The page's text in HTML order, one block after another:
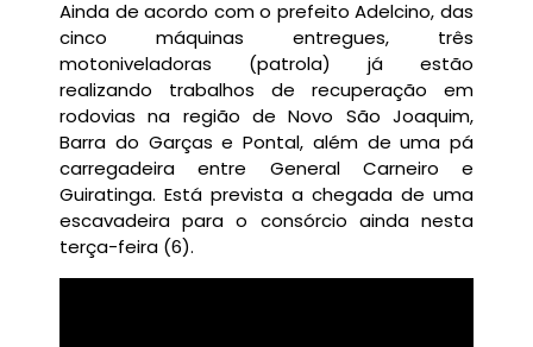
Ainda de acordo com o prefeito Adelcino, das
cinco máquinas entregues, três
motoniveladoras (patrola) já estão
realizando trabalhos de recuperação em
rodovias na região de Novo São Joaquim,
Barra do Garças e Pontal, além de uma pá
carregadeira entre General Carneiro e
Guiratinga. Está prevista a chegada de uma
escavadeira para o consórcio ainda nesta
terça-feira (6).